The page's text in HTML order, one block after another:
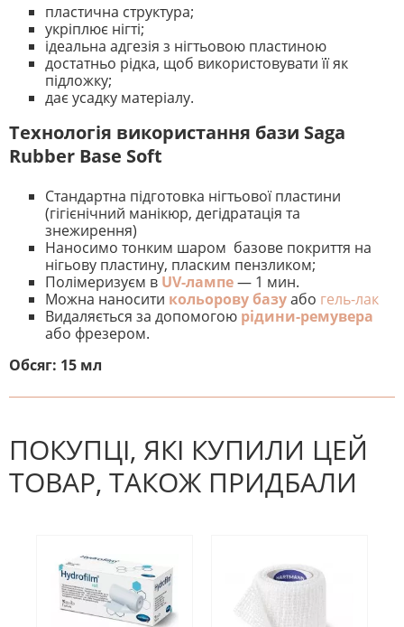
пластична структура;
укріплює нігті;
ідеальна адгезія з нігтьовою пластиною
достатньо рідка, щоб використовувати її як
підложку;
дає усадку матеріалу.
Технологія використання бази Saga
Rubber Base Soft
Стандартна підготовка нігтьової пластини
(гігієнічний манікюр, дегідратація та
знежирення)
Наносимо тонким шаром базове покриття на
нігьову пластину, пласким пензликом;
Полімеризуєм в UV-лампе— 1 мин.
Можна наносити кольорову базуабо гель-лак
Видаляється за допомогою рідини-ремувера
або фрезером.
Обсяг: 15 мл
На даний час немає відгуків. Ви
ПОКУПЦІ, ЯКІ КУПИЛИ ЦЕЙ
ТОВАР, ТАКОЖ ПРИДБАЛИ